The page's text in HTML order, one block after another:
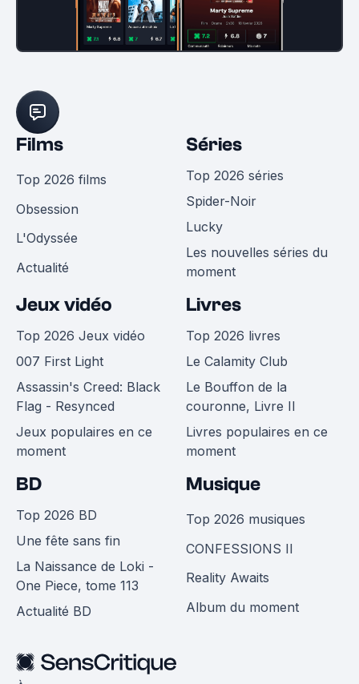
Films
Top 2026 films
Obsession
L'Odyssée
Actualité
Séries
Top 2026 séries
Spider-Noir
Lucky
Les nouvelles séries du
moment
Jeux vidéo
Top 2026 Jeux vidéo
007 First Light
Assassin's Creed: Black
Flag - Resynced
Jeux populaires en ce
moment
Livres
Top 2026 livres
Le Calamity Club
Le Bouffon de la
couronne, Livre II
Livres populaires en ce
moment
BD
Top 2026 BD
Une fête sans fin
La Naissance de Loki -
One Piece, tome 113
Actualité BD
Musique
Top 2026 musiques
CONFESSIONS II
Reality Awaits
Album du moment